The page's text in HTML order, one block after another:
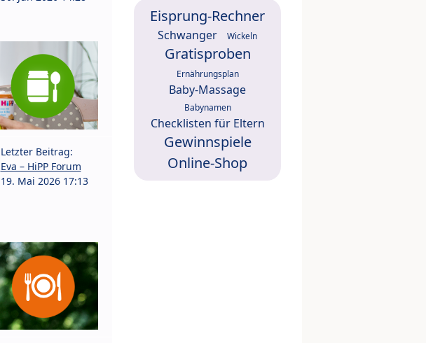
Letzter Beitrag:
Eva – HiPP Forum
19. Mai 2026 17:13
Eisprung-Rechner
Schwanger Wickeln
Gratisproben
Ernährungsplan
Baby-Massage
Babynamen
Checklisten für Eltern
Gewinnspiele
Online-Shop